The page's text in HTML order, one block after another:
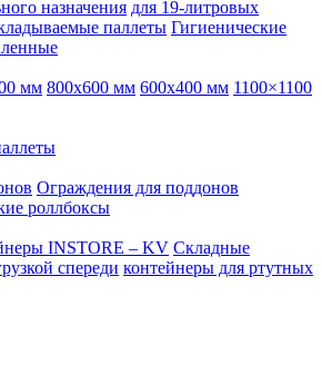
назначения для 19-литровых
паллеты Гигиенические
мм 800х600 мм 600х400 мм 1100×1100
Ограждения для поддонов
роллбоксы
INSTORE – KV Складные
спереди контейнеры для ртутных